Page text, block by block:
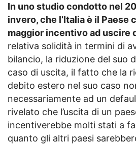
In uno studio condotto nel
invero, che l’Italia è il Paese
maggior incentivo ad uscire
relativa solidità in termini di
bilancio, la riduzione del suo
caso di uscita, il fatto che la
debito estero nel suo caso
necessariamente ad un
rivelato che l’uscita di un
incentiverebbe molti stati a
quanto gli altri paesi